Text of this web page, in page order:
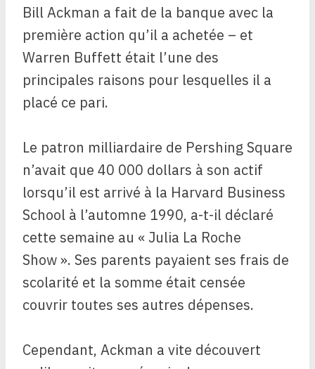
Bill Ackman a fait de la banque avec la
première action qu’il a achetée – et
Warren Buffett était l’une des
principales raisons pour lesquelles il a
placé ce pari.
Le patron milliardaire de Pershing Square
n’avait que 40 000 dollars à son actif
lorsqu’il est arrivé à la Harvard Business
School à l’automne 1990, a-t-il déclaré
cette semaine au « Julia La Roche
Show ». Ses parents payaient ses frais de
scolarité et la somme était censée
couvrir toutes ses autres dépenses.
Cependant, Ackman a vite découvert